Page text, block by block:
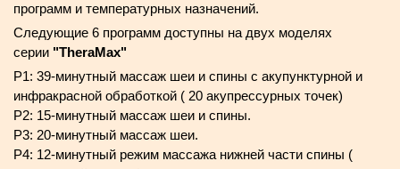
программ и температурных назначений.
Следующие 6 программ доступны на двух моделях
серии "TheraMax"
P1: 39-минутный массаж шеи и спины с акупунктурной и
инфракрасной обработкой ( 20 акупрессурных точек)
P2: 15-минутный массаж шеи и спины.
P3: 20-минутный массаж шеи.
P4: 12-минутный режим массажа нижней части спины (